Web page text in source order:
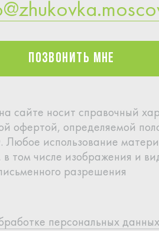
Позвонить мне
сайте носит справочный
офертой, определяемой
Любое использование
в том числе изображения и
разрешения
персональных данных